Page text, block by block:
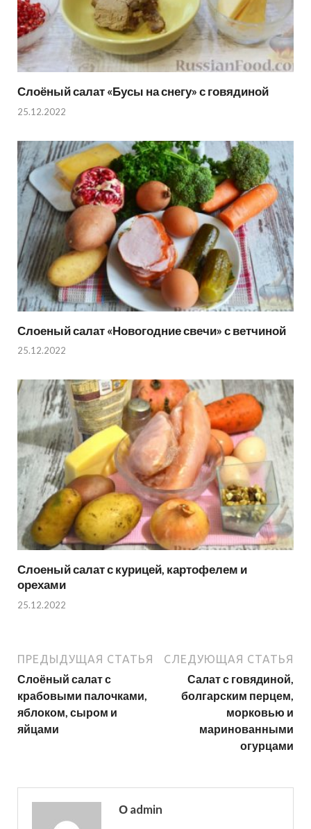
Слоёный салат «Бусы на снегу» с говядиной
25.12.2022
Слоеный салат «Новогодние свечи» с ветчиной
25.12.2022
Слоеный салат с курицей, картофелем и
орехами
25.12.2022
ПРЕДЫДУЩАЯ СТАТЬЯ
Слоёный салат с
крабовыми палочками,
яблоком, сыром и
яйцами
СЛЕДУЮЩАЯ СТАТЬЯ
Салат с говядиной,
болгарским перцем,
морковью и
маринованными
огурцами
О admin